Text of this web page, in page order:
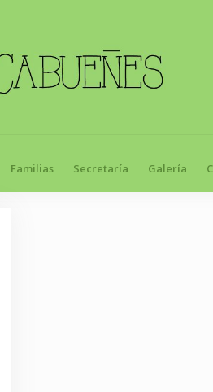
Familias Secretaría Galería